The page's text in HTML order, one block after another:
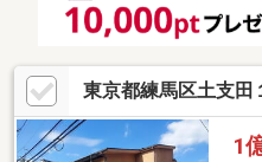
東京都練馬区土支田
1